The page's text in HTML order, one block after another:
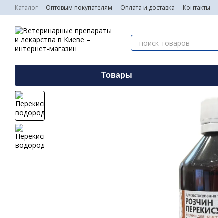
Перейти к основному контенту
Каталог Оптовым покупателям Оплата и доставка Контакты
Товары